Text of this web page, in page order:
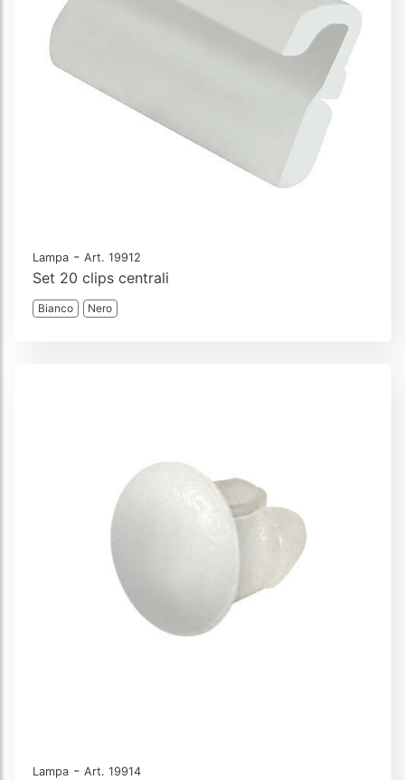
Lampa - Art. 19912
Set 20 clips centrali
Bianco Nero
Lampa - Art. 19914